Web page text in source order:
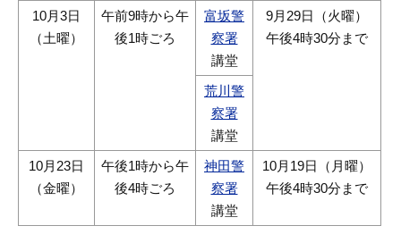
10月3日
（土曜）
午前9時から午
後1時ごろ
富坂警
察署
講堂
9月29日（火曜）
午後4時30分まで
荒川警
察署
講堂
10月23日
（金曜）
午後1時から午
後4時ごろ
神田警
察署
講堂
10月19日（月曜）
午後4時30分まで